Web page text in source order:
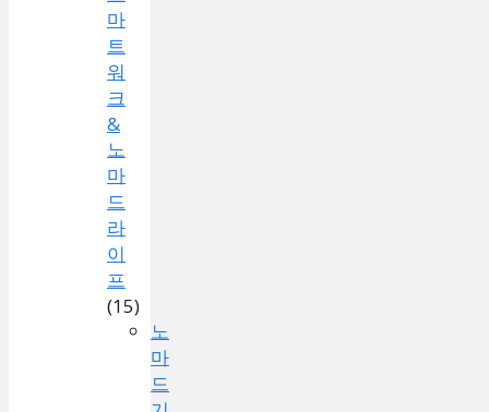
마
트
워
크
&
노
마
드
라
이
프
(15)
노
마
드